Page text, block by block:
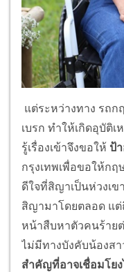
แต่ระหว่างทาง รถ
เบรก ทำให้เกิดอุบัติ
รู้เรื่องเข้าจึงขอให้ ป้
กรุงเทพเพื่อขอให้
ดีใจที่สิญาเป็นห่วงเ
สิญามาโดยตลอด แ
หน้าสืบหาตัวคนร้าย
ไม่มีทางบังคับน้องสา
สำคัญที่อาจเชื่อมโย